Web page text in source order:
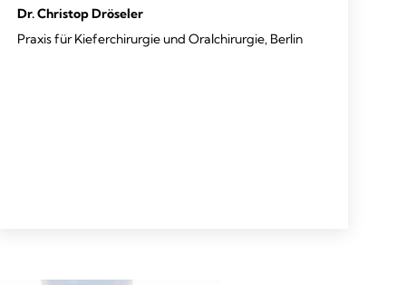
Dr. Christop Dröseler
Praxis für Kieferchirurgie und Oralchirurgie, Berlin